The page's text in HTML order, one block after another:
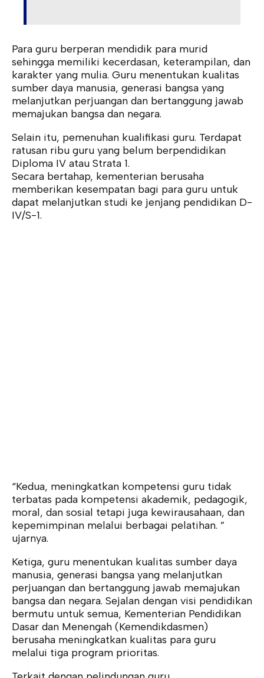
Para guru berperan mendidik para murid
sehingga memiliki kecerdasan, keterampilan, dan
karakter yang mulia. Guru menentukan kualitas
sumber daya manusia, generasi bangsa yang
melanjutkan perjuangan dan bertanggung jawab
memajukan bangsa dan negara.
Selain itu, pemenuhan kualifikasi guru. Terdapat
ratusan ribu guru yang belum berpendidikan
Diploma IV atau Strata 1.
Secara bertahap, kementerian berusaha
memberikan kesempatan bagi para guru untuk
dapat melanjutkan studi ke jenjang pendidikan D-
IV/S-1.
“Kedua, meningkatkan kompetensi guru tidak
terbatas pada kompetensi akademik, pedagogik,
moral, dan sosial tetapi juga kewirausahaan, dan
kepemimpinan melalui berbagai pelatihan. ”
ujarnya.
Ketiga, guru menentukan kualitas sumber daya
manusia, generasi bangsa yang melanjutkan
perjuangan dan bertanggung jawab memajukan
bangsa dan negara. Sejalan dengan visi pendidikan
bermutu untuk semua, Kementerian Pendidikan
Dasar dan Menengah (Kemendikdasmen)
berusaha meningkatkan kualitas para guru
melalui tiga program prioritas.